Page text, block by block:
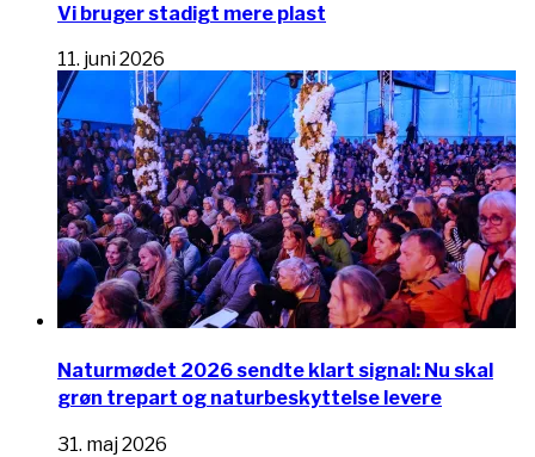
Vi bruger stadigt mere plast
11. juni 2026
Naturmødet 2026 sendte klart signal: Nu skal
grøn trepart og naturbeskyttelse levere
31. maj 2026